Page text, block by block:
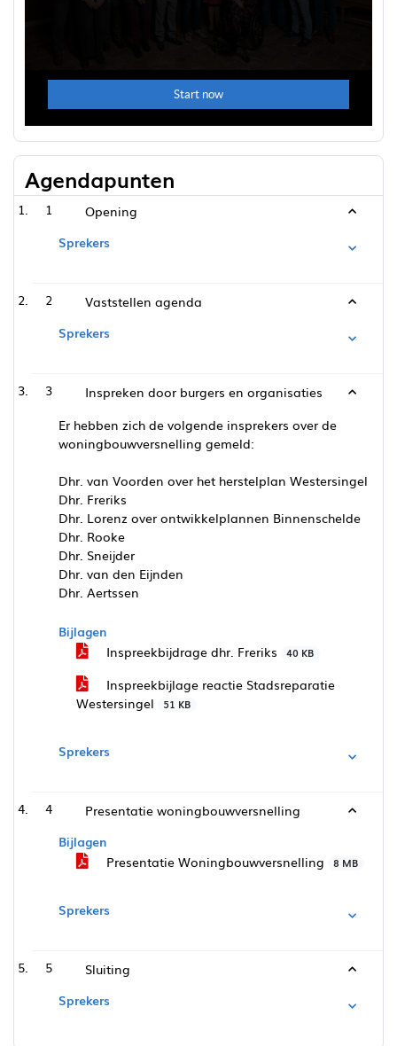
Agendapunten
1
Opening
Sprekers
2
Vaststellen agenda
Sprekers
3
Inspreken door burgers en organisaties
Er hebben zich de volgende insprekers over de
woningbouwversnelling gemeld:
Dhr. van Voorden over het herstelplan Westersingel
Dhr. Freriks
Dhr. Lorenz over ontwikkelplannen Binnenschelde
Dhr. Rooke
Dhr. Sneijder
Dhr. van den Eijnden
Dhr. Aertssen
Bijlagen
Inspreekbijdrage dhr. Freriks
40 KB
Inspreekbijlage reactie Stadsreparatie
Westersingel
51 KB
Sprekers
4
Presentatie woningbouwversnelling
Bijlagen
Presentatie Woningbouwversnelling
8 MB
Sprekers
5
Sluiting
Sprekers